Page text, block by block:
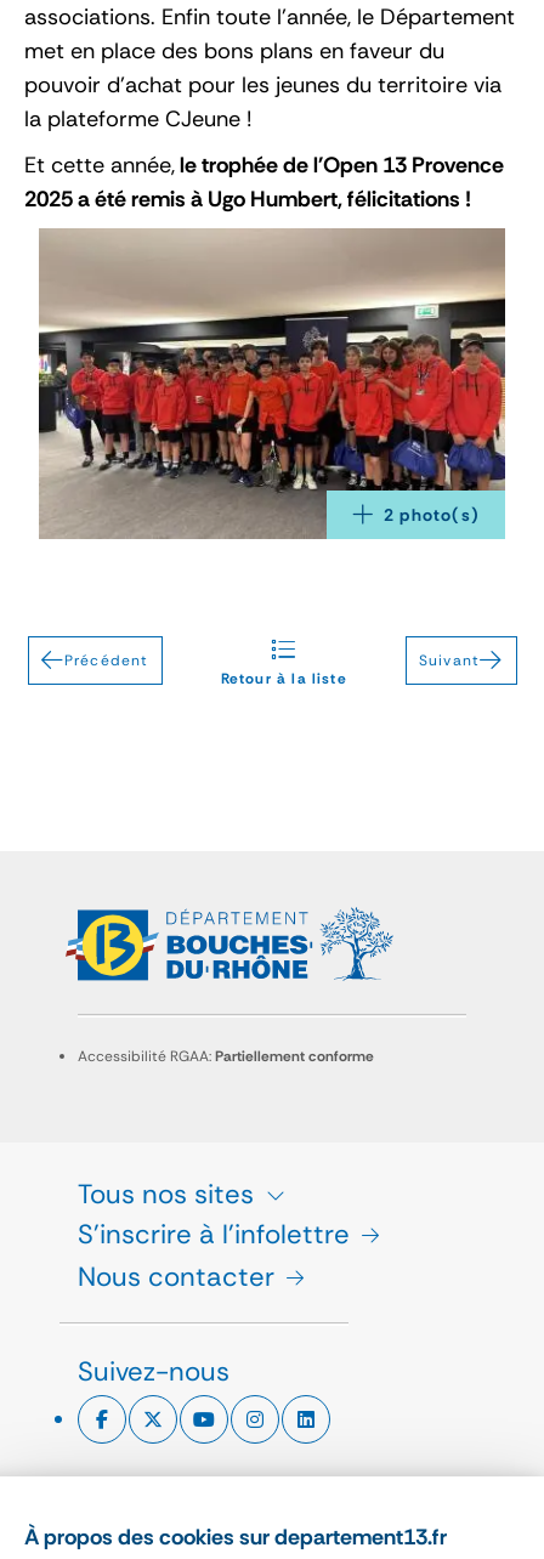
À propos des cookies sur departement13.fr
associations. Enfin toute l’année, le Département
met en place des bons plans en faveur du
pouvoir d’achat pour les jeunes du territoire via
la plateforme CJeune !
Et cette année,le trophée de l'Open 13 Provence
2025 a été remis à Ugo Humbert, félicitations !
2 photo(s)
Précédent
Retour à la liste
Suivant
Accessibilité RGAA:Partiellement conforme
Tous nos sites
S'inscrire à l'infolettre
Nous contacter
Suivez-nous
CHARTE GRAPHIQUE